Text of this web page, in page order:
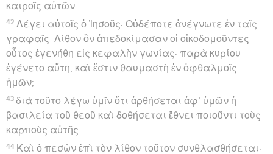
καιροῖς αὐτῶν.
42 Λέγει αὐτοῖς ὁ Ἰησοῦς· Οὐδέποτε ἀνέγνωτε ἐν ταῖς
γραφαῖς· Λίθον ὃν ἀπεδοκίμασαν οἱ οἰκοδομοῦντες
οὗτος ἐγενήθη εἰς κεφαλὴν γωνίας· παρὰ κυρίου
ἐγένετο αὕτη, καὶ ἔστιν θαυμαστὴ ἐν ὀφθαλμοῖς
ἡμῶν;
43 διὰ τοῦτο λέγω ὑμῖν ὅτι ἀρθήσεται ἀφ’ ὑμῶν ἡ
βασιλεία τοῦ θεοῦ καὶ δοθήσεται ἔθνει ποιοῦντι τοὺς
καρποὺς αὐτῆς.
44 Καὶ ὁ πεσὼν ἐπὶ τὸν λίθον τοῦτον συνθλασθήσεται·